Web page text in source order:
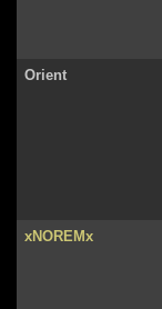
Orient
xNOREMx